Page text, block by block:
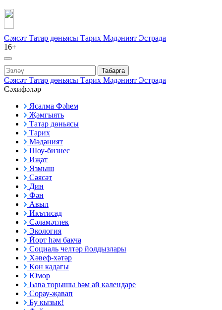
Сәясәт Татар дөньясы Тарих Мәдәният Эстрада
16+
Табарга
Сәясәт Татар дөньясы Тарих Мәдәният Эстрада
Сәхифәләр
Ясалма Фәһем
Җәмгыять
Татар дөньясы
Тарих
Мәдәният
Шоу-бизнес
Иҗат
Язмыш
Сәясәт
Дин
Фән
Авыл
Икътисад
Сәламәтлек
Экология
Йорт һәм бакча
Социаль челтәр йолдызлары
Хәвеф-хәтәр
Көн кадагы
Юмор
Һава торышы һәм ай календаре
Сорау-җавап
Бу кызык!